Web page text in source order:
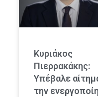
Κυριάκος
Πιερρακάκης:
Υπέβαλε
την